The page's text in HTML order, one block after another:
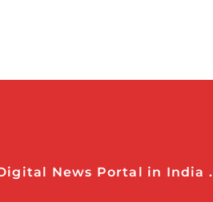
News Portal in India .